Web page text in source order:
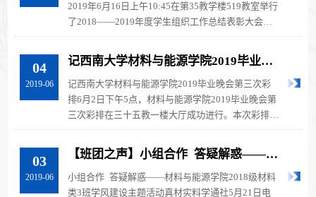
2019年6月16日上午10:45在第35教学楼519教室举行
了2018——2019年度学生组织工作总结表彰大会。
党委副书记刘昭暾、团委书记帅丁祺、团...
04
2019-06
记西南大学材料与能源学院2019毕业晚
会第三次彩排
记西南大学材料与能源学院2019毕业晚会第三次彩
排6月2日下午5点，材料与能源学院2019毕业晚会第
三次彩排在三十五教一楼大厅成功进行。本次彩排作
为最后一次彩排，有了前两次的铺垫...
03
2019-06
【班团之声】小组合作 答疑解惑——
2018级材料类3班学风建设主题活动
小组合作 答疑解惑——材料与能源学院2018级材料
类3班学风建设主题活动真材实料学通社5月21日电